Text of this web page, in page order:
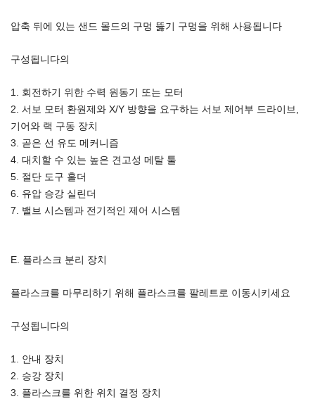
압축 뒤에 있는 샌드 몰드의 구멍 뚫기 구멍을 위해 사용됩니다
구성됩니다의
1. 회전하기 위한 수력 원동기 또는 모터
2. 서보 모터 환원제와 X/Y 방향을 요구하는 서보 제어부 드라이브,
기어와 랙 구동 장치
3. 곧은 선 유도 메커니즘
4. 대치할 수 있는 높은 견고성 메탈 툴
5. 절단 도구 홀더
6. 유압 승강 실린더
7. 밸브 시스템과 전기적인 제어 시스템
E. 플라스크 분리 장치
플라스크를 마무리하기 위해 플라스크를 팔레트로 이동시키세요
구성됩니다의
1. 안내 장치
2. 승강 장치
3. 플라스크를 위한 위치 결정 장치